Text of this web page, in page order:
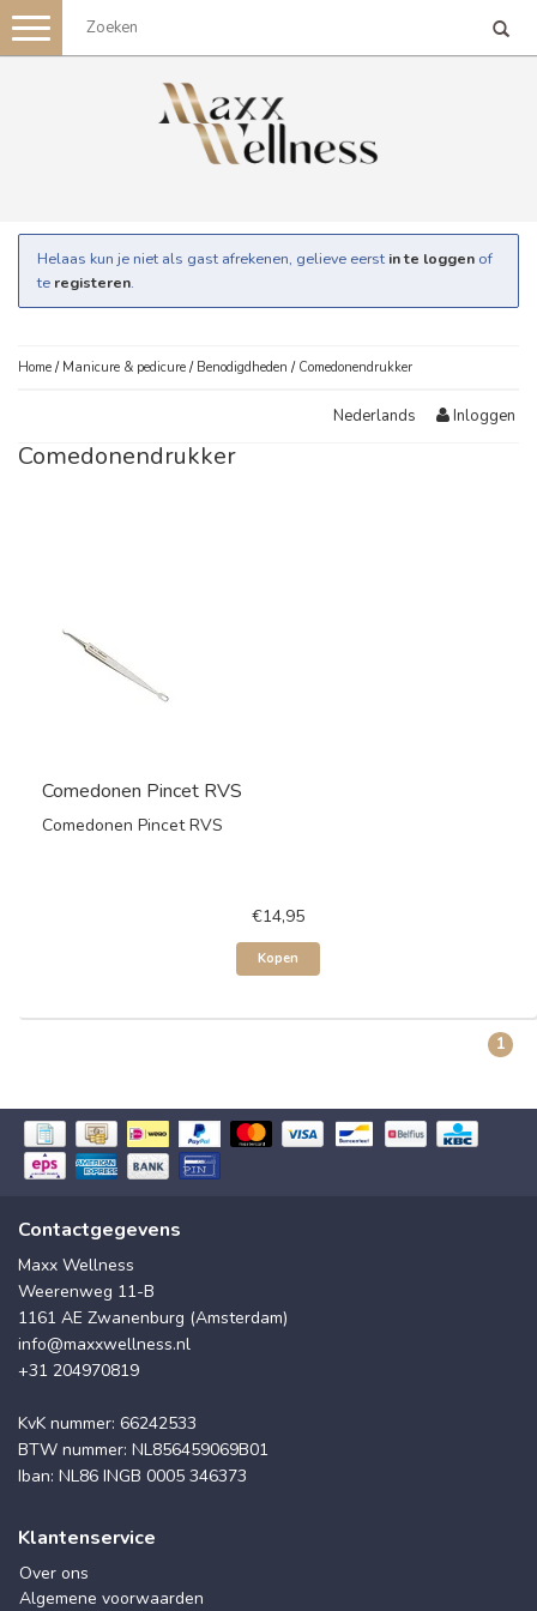
Toggle
navigation
Helaas kun je niet als gast afrekenen, gelieve eerst in te loggen of
te registeren.
Home / Manicure & pedicure / Benodigdheden / Comedonendrukker
Nederlands Inloggen
Comedonendrukker
Comedonen Pincet RVS
Comedonen Pincet RVS
€14,95
Kopen
1
Contactgegevens
Maxx Wellness
Weerenweg 11-B
1161 AE Zwanenburg (Amsterdam)
info@maxxwellness.nl
+31 204970819
KvK nummer: 66242533
BTW nummer: NL856459069B01
Iban: NL86 INGB 0005 346373
Klantenservice
Over ons
Algemene voorwaarden